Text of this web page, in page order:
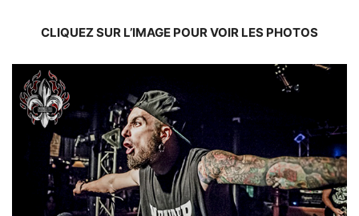
CLIQUEZ SUR L’IMAGE POUR VOIR LES PHOTOS